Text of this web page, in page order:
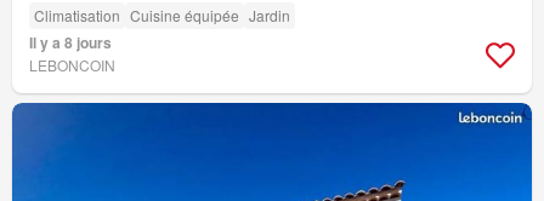
Climatisation Cuisine équipée Jardin
Il y a 8 jours
LEBONCOIN